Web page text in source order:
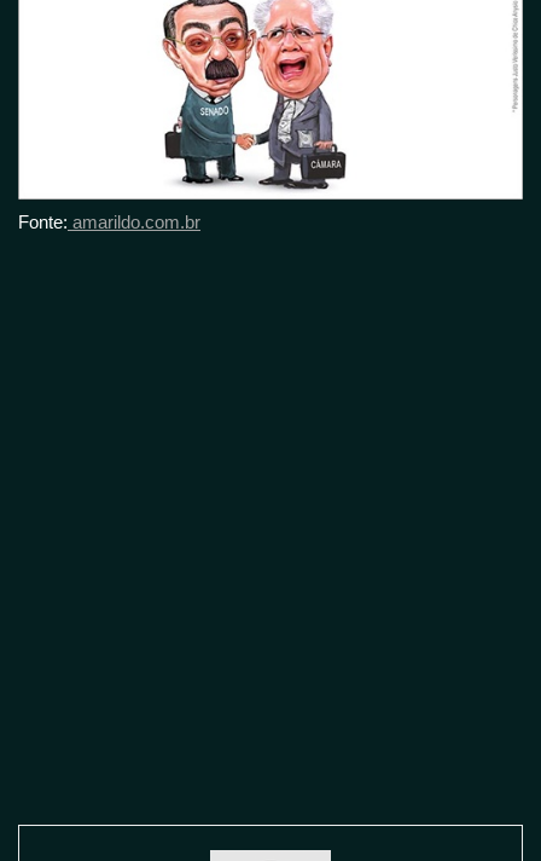
Fonte: amarildo.com.br